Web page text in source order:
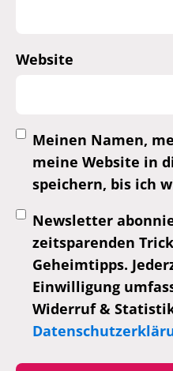
Website
Meinen Namen,
meine Website in
speichern, bis ich
Newsletter
zeitsparenden
Geheimtipps.
Einwilligung
Widerruf &